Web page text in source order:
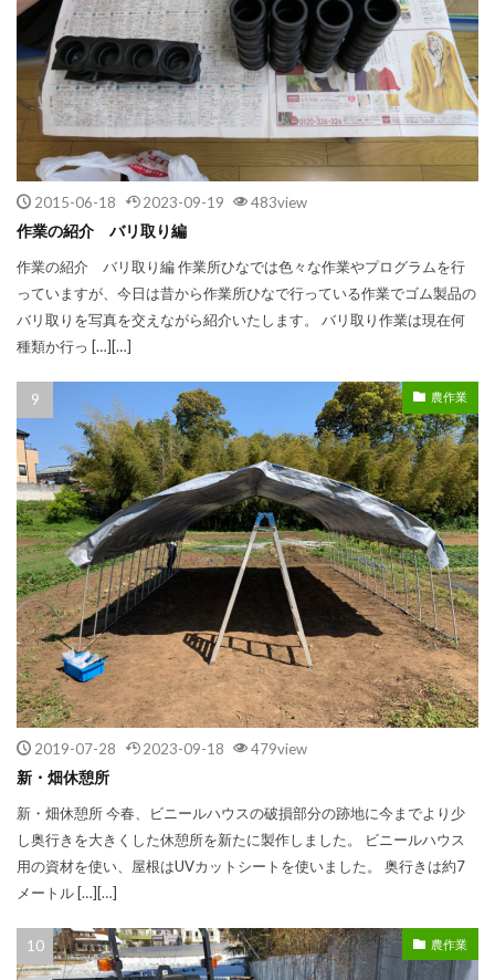
2015-06-18 2023-09-19 483view
作業の紹介 バリ取り編
作業の紹介 バリ取り編 作業所ひなでは色々な作業やプログラムを行
っていますが、今日は昔から作業所ひなで行っている作業でゴム製品の
バリ取りを写真を交えながら紹介いたします。 バリ取り作業は現在何
種類か行っ […][…]
農作業
2019-07-28 2023-09-18 479view
新・畑休憩所
新・畑休憩所 今春、ビニールハウスの破損部分の跡地に今までより少
し奥行きを大きくした休憩所を新たに製作しました。 ビニールハウス
用の資材を使い、屋根はUVカットシートを使いました。 奥行きは約7
メートル […][…]
農作業